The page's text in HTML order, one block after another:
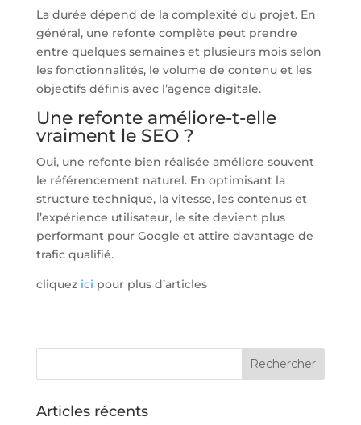
La durée dépend de la complexité du projet. En
général, une refonte complète peut prendre
entre quelques semaines et plusieurs mois selon
les fonctionnalités, le volume de contenu et les
objectifs définis avec l’agence digitale.
Une refonte améliore-t-elle
vraiment le SEO ?
Oui, une refonte bien réalisée améliore souvent
le référencement naturel. En optimisant la
structure technique, la vitesse, les contenus et
l’expérience utilisateur, le site devient plus
performant pour Google et attire davantage de
trafic qualifié.
cliquez ici pour plus d’articles
Articles récents